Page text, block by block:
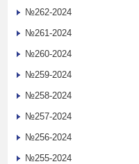
№262-2024
№261-2024
№260-2024
№259-2024
№258-2024
№257-2024
№256-2024
№255-2024